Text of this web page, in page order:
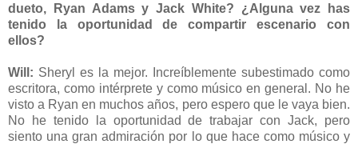
dueto, Ryan Adams y Jack White? ¿Alguna vez has
tenido la oportunidad de compartir escenario con
ellos?
Will: Sheryl es la mejor. Increíblemente subestimado como
escritora, como intérprete y como músico en general. No he
visto a Ryan en muchos años, pero espero que le vaya bien.
No he tenido la oportunidad de trabajar con Jack, pero
siento una gran admiración por lo que hace como músico y